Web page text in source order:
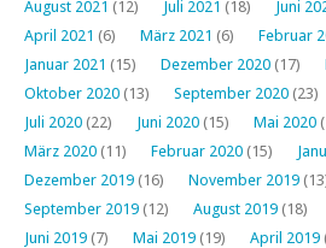
August 2021 (12) Juli 2021 (18) Juni
April 2021 (6) März 2021 (6) Februar
Januar 2021 (15) Dezember 2020 (17)
Oktober 2020 (13) September 2020 (23)
Juli 2020 (22) Juni 2020 (15) Mai 2020
März 2020 (11) Februar 2020 (15)
Dezember 2019 (16) November 2019
September 2019 (12) August 2019 (18)
Juni 2019 (7) Mai 2019 (19) April 2019